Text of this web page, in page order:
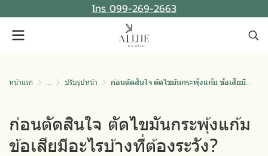
โทร 099-269-2663
หน้าแรก ... ปรับรูปหน้า ก่อนตัดสินใจ ตัดไขมันกระพุ้งแก้ม ข้อเสียมีอะไรบ้างที่ต้องระวัง?
ก่อนตัดสินใจ ตัดไขมันกระพุ้งแก้ม
ข้อเสียมีอะไรบ้างที่ต้องระวัง?